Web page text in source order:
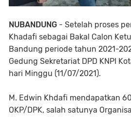
NUBANDUNG - Setelah proses
Khadafi sebagai Bakal Calon
Bandung periode tahun 2021-
Gedung Sekretariat DPD KNPI
hari Minggu (11/07/2021).
M. Edwin Khdafi mendapatkan
OKP/DPK, salah satunya